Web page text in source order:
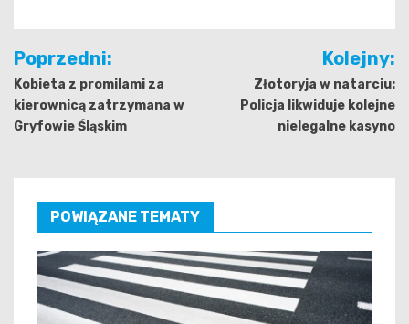
Nawigacja
wpisu
Poprzedni:
Kobieta z promilami za
kierownicą zatrzymana w
Gryfowie Śląskim
Kolejny:
Złotoryja w natarciu:
Policja likwiduje kolejne
nielegalne kasyno
POWIĄZANE TEMATY